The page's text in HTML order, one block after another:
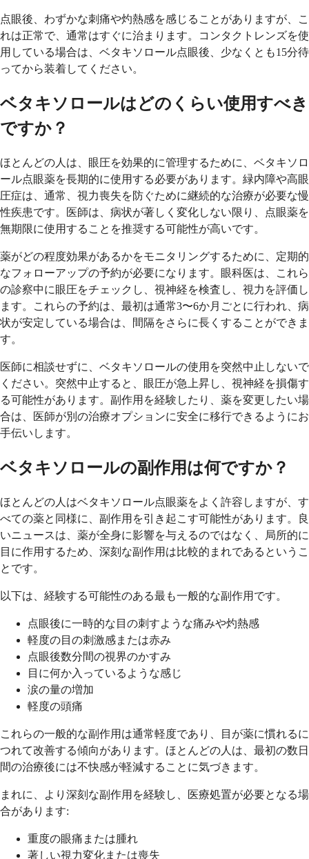
点眼後、わずかな刺痛や灼熱感を感じることがありますが、こ
れは正常で、通常はすぐに治まります。コンタクトレンズを使
用している場合は、ベタキソロール点眼後、少なくとも15分待
ってから装着してください。
ベタキソロールはどのくらい使用すべき
ですか？
ほとんどの人は、眼圧を効果的に管理するために、ベタキソロ
ール点眼薬を長期的に使用する必要があります。緑内障や高眼
圧症は、通常、視力喪失を防ぐために継続的な治療が必要な慢
性疾患です。医師は、病状が著しく変化しない限り、点眼薬を
無期限に使用することを推奨する可能性が高いです。
薬がどの程度効果があるかをモニタリングするために、定期的
なフォローアップの予約が必要になります。眼科医は、これら
の診察中に眼圧をチェックし、視神経を検査し、視力を評価し
ます。これらの予約は、最初は通常3〜6か月ごとに行われ、病
状が安定している場合は、間隔をさらに長くすることができま
す。
医師に相談せずに、ベタキソロールの使用を突然中止しないで
ください。突然中止すると、眼圧が急上昇し、視神経を損傷す
る可能性があります。副作用を経験したり、薬を変更したい場
合は、医師が別の治療オプションに安全に移行できるようにお
手伝いします。
ベタキソロールの副作用は何ですか？
ほとんどの人はベタキソロール点眼薬をよく許容しますが、す
べての薬と同様に、副作用を引き起こす可能性があります。良
いニュースは、薬が全身に影響を与えるのではなく、局所的に
目に作用するため、深刻な副作用は比較的まれであるというこ
とです。
以下は、経験する可能性のある最も一般的な副作用です。
点眼後に一時的な目の刺すような痛みや灼熱感
軽度の目の刺激感または赤み
点眼後数分間の視界のかすみ
目に何か入っているような感じ
涙の量の増加
軽度の頭痛
これらの一般的な副作用は通常軽度であり、目が薬に慣れるに
つれて改善する傾向があります。ほとんどの人は、最初の数日
間の治療後には不快感が軽減することに気づきます。
まれに、より深刻な副作用を経験し、医療処置が必要となる場
合があります:
重度の眼痛または腫れ
著しい視力変化または喪失